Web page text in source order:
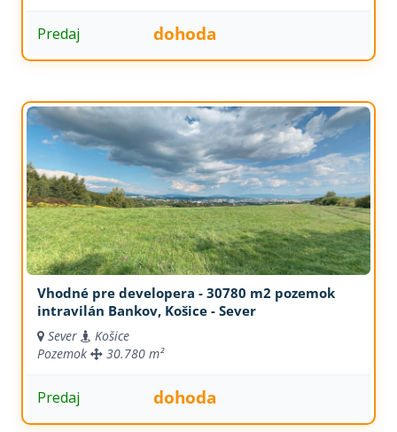
Predaj dohoda
Vhodné pre developera - 30780 m2 pozemok
intravilán Bankov, Košice - Sever
Sever
Košice
Pozemok
30.780 m²
Predaj dohoda